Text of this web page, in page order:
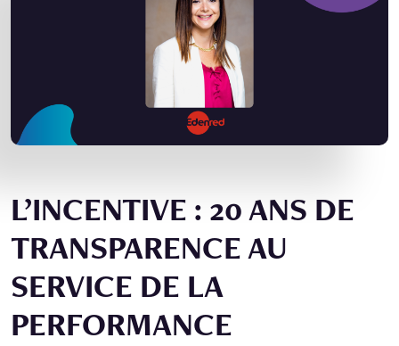
L’INCENTIVE : 20 ANS DE
TRANSPARENCE AU
SERVICE DE LA
PERFORMANCE